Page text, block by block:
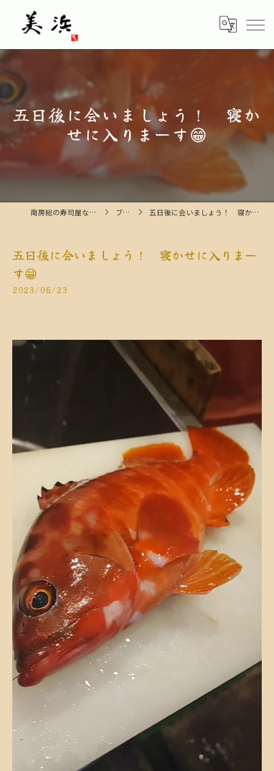
五日後に会いましょう！ 寝か
せに入りまーす😁
南房総の寿司屋なら美浜寿し ブログ 五日後に会いましょう！ 寝かせに入りまーす😁
五日後に会いましょう！ 寝かせに入りまー
す😁
2023/06/23